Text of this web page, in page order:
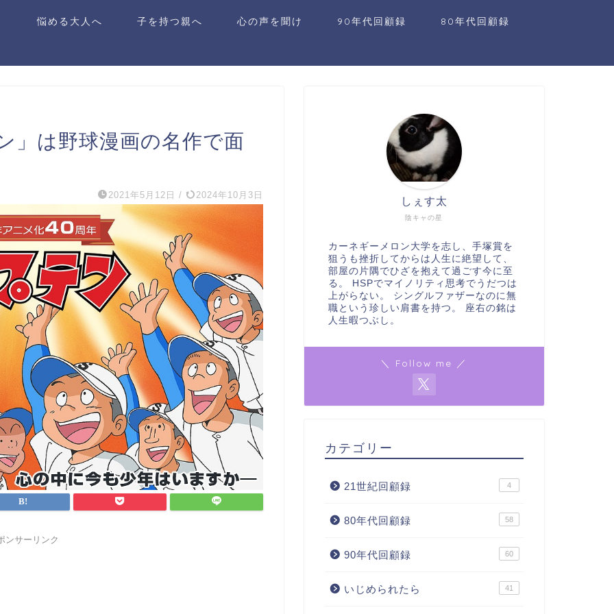
悩める大人へ 子を持つ親へ 心の声を聞け 90年代回顧録 80年代回顧録
」は野球漫画の名作で面
2021年5月12日 / 2024年10月3日
ンサーリンク
陰キャの星
しぇす太
カーネギーメロン大学を志し、手塚賞を
狙うも挫折してからは人生に絶望して、
部屋の片隅でひざを抱えて過ごす今に至
る。 HSPでマイノリティ思考でうだつは
上がらない。 シングルファザーなのに無
職という珍しい肩書を持つ。 座右の銘は
人生暇つぶし。
＼ Follow me ／
カテゴリー
21世紀回顧録 4
80年代回顧録 58
90年代回顧録 60
いじめられたら 41